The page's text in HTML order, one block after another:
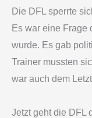
Die DFL sperrte
Es war eine Frage
wurde. Es gab
Trainer mussten
war auch dem
Jetzt geht die DFL